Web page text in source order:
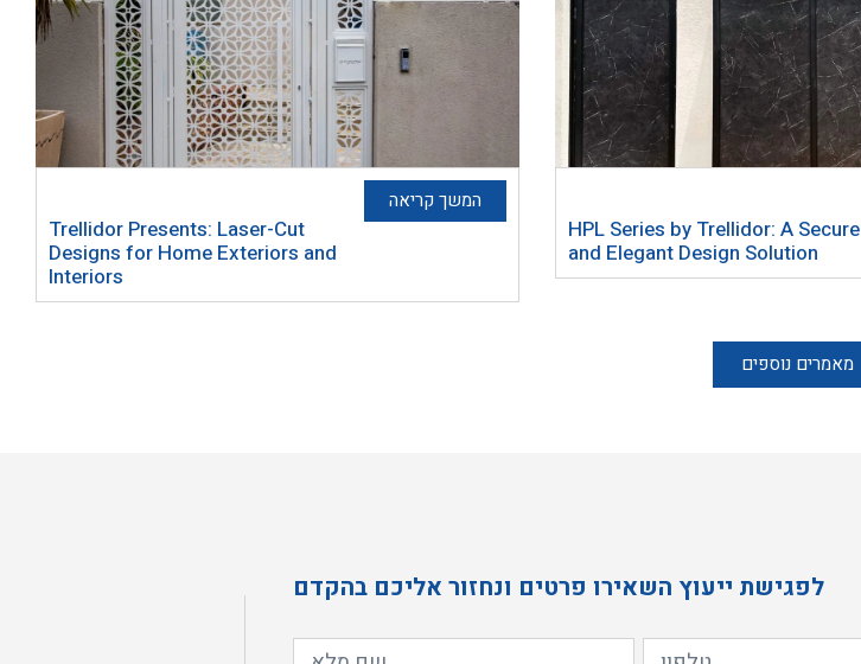
Trellidor Presents: Laser-Cut
Designs for Home Exteriors and
Interiors
המשך קריאה
HPL Series by Trellidor: A Secure
and Elegant Design Solution
מאמרים נוספים
לפגישת ייעוץ השאירו פרטים ונחזור אליכם בהקדם